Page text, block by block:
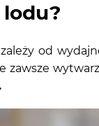
od
zawsze